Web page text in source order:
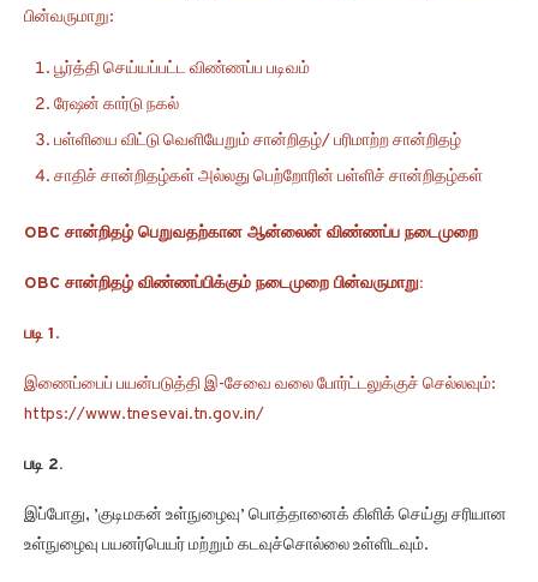
பின்வருமாறு:
பூர்த்தி செய்யப்பட்ட விண்ணப்ப படிவம்
ரேஷன் கார்டு நகல்
பள்ளியை விட்டு வெளியேறும் சான்றிதழ்/ பரிமாற்ற சான்றிதழ்
சாதிச் சான்றிதழ்கள் அல்லது பெற்றோரின் பள்ளிச் சான்றிதழ்கள்
OBC சான்றிதழ் பெறுவதற்கான ஆன்லைன் விண்ணப்ப நடைமுறை
OBC சான்றிதழ் விண்ணப்பிக்கும் நடைமுறை பின்வருமாறு:
படி 1.
இணைப்பைப் பயன்படுத்தி இ-சேவை வலை போர்ட்டலுக்குச் செல்லவும்:
https://www.tnesevai.tn.gov.in/
படி 2.
இப்போது, ​​’குடிமகன் உள்நுழைவு’ பொத்தானைக் கிளிக் செய்து சரியான
உள்நுழைவு பயனர்பெயர் மற்றும் கடவுச்சொல்லை உள்ளிடவும்.